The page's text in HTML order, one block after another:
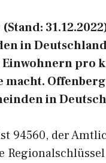
in
pro
in
94560, der